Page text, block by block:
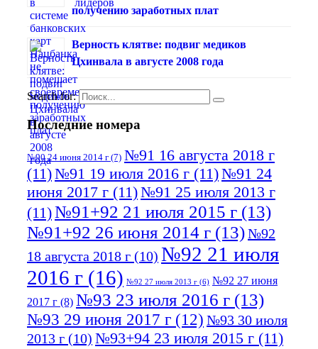
получению заработных плат
Верность клятве: подвиг медиков
Цхинвала в августе 2008 года
Search for:
Последние номера
№90 24 июня 2014 г (7) №91 16 августа 2018 г
(11)№91 19 июля 2016 г (11)№91 24
июня 2017 г (11)№91 25 июля 2013 г
(11)№91+92 21 июля 2015 г (13)
№91+92 26 июня 2014 г (13)№92
18 августа 2018 г (10) №92 21 июля
2016 г (16) №92 27 июля 2013 г (6) №92 27 июня
2017 г (8) №93 23 июля 2016 г (13)
№93 29 июня 2017 г (12) №93 30 июля
2013 г (10) №93+94 23 июля 2015 г (11)